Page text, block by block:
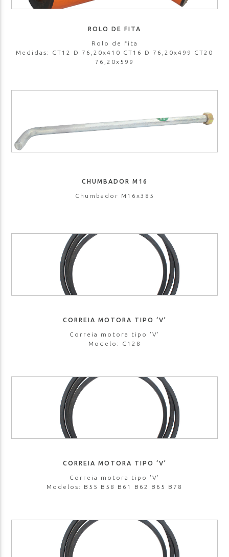
ROLO DE FITA
Rolo de fita
Medidas: CT12 D 76,20x410 CT16 D 76,20x499 CT20
76,20x599
CHUMBADOR M16
Chumbador M16x385
CORREIA MOTORA TIPO ‘V’
Correia motora tipo 'V'
Modelo: C128
CORREIA MOTORA TIPO ‘V’
Correia motora tipo 'V'
Modelos: B55 B58 B61 B62 B65 B78